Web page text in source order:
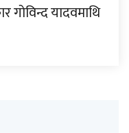
गोविन्द यादवमाथि